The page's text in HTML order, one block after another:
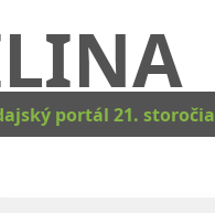
portál 21. storočia